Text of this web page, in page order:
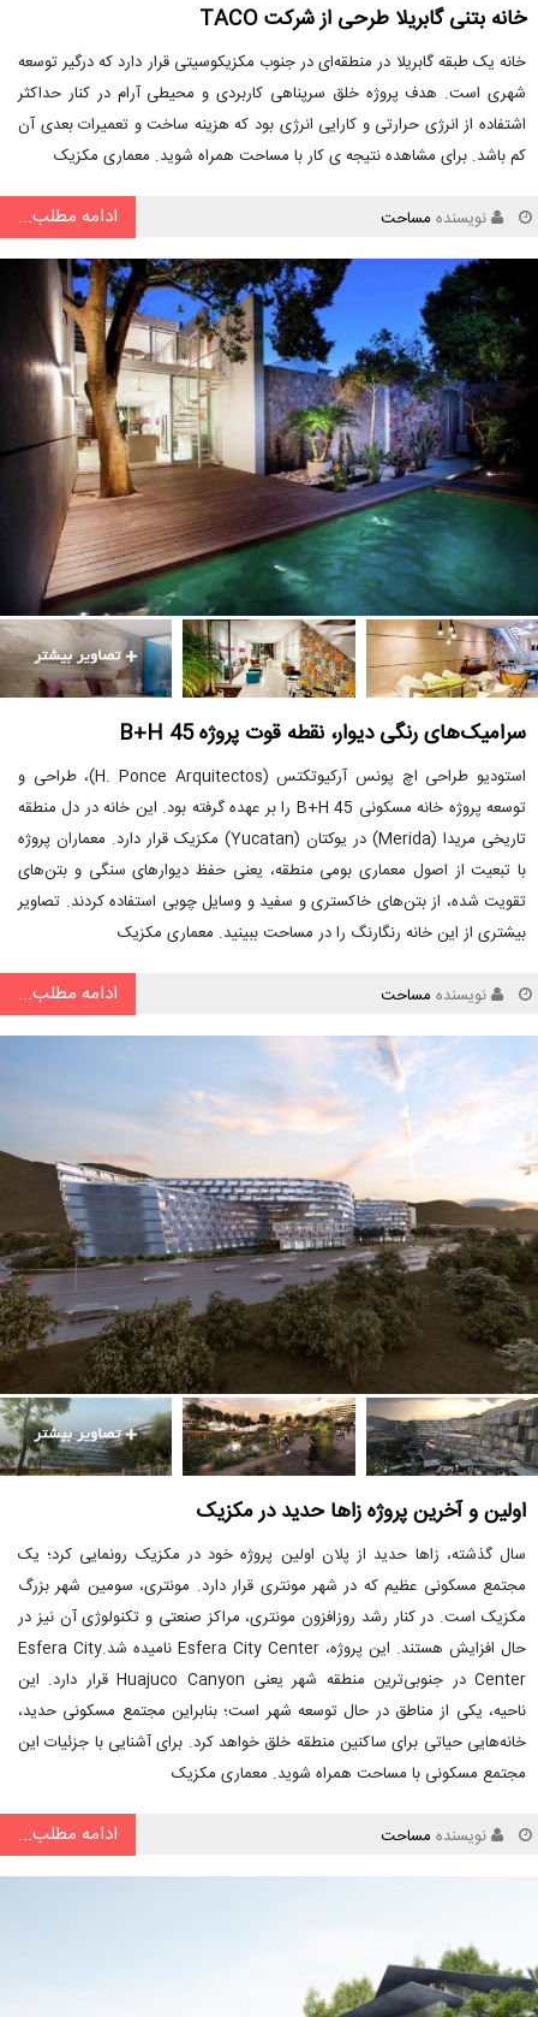
خانه بتنی گابریلا طرحی از شرکت TACO
خانه یک طبقه گابریلا در منطقه‌ای در جنوب مکزیکوسیتی قرار دارد که درگیر توسعه
شهری است. هدف پروژه خلق سرپناهی کاربردی و محیطی آرام در کنار حداکثر
اشتفاده از انرژی حرارتی و کارایی انرژی بود که هزینه ساخت و تعمیرات بعدی آن
کم باشد. برای مشاهده نتیجه ی کار با مساحت همراه شوید. معماری مکزیک
نویسنده مساحت ادامه مطلب...
سرامیک‌های رنگی دیوار، نقطه قوت پروژه B+H 45
استودیو طراحی اچ پونس آرکیوتکتس (H. Ponce Arquitectos)، طراحی و
توسعه پروژه خانه مسکونی B+H 45 را بر عهده گرفته بود. این خانه در دل منطقه
تاریخی مریدا (Merida) در یوکتان (Yucatan) مکزیک قرار دارد. معماران پروژه
با تبعیت از اصول معماری بومی منطقه، یعنی حفظ دیوارهای سنگی و بتن‌های
تقویت شده، از بتن‌های خاکستری و سفید و وسایل چوبی استفاده کردند. تصاویر
بیشتری از این خانه رنگارنگ را در مساحت ببینید. معماری مکزیک
نویسنده مساحت ادامه مطلب...
اولین و آخرین پروژه زاها حدید در مکزیک
سال گذشته، زاها حدید از پلان اولین پروژه خود در مکزیک رونمایی کرد؛ یک
مجتمع مسکونی عظیم که در شهر مونتری قرار دارد. مونتری، سومین شهر بزرگ
مکزیک است. در کنار رشد روزافزون مونتری، مراکز صنعتی و تکنولوژی آن نیز در
حال افزایش هستند. این پروژه، Esfera City Center نامیده شد.Esfera City
Center در جنوبی‌ترین منطقه شهر یعنی Huajuco Canyon قرار دارد. این
ناحیه، یکی از مناطق در حال توسعه شهر است؛ بنابراین مجتمع مسکونی حدید،
خانه‌هایی حیاتی برای ساکنین منطقه خلق خواهد کرد. برای آشنایی با جزئیات این
مجتمع مسکونی با مساحت همراه شوید. معماری مکزیک
نویسنده مساحت ادامه مطلب...